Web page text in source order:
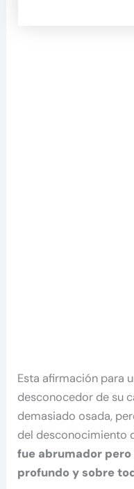
Esta afirmación para
desconocedor de su
demasiado osada,
del desconocimiento
fue abrumador
profundo y sobre